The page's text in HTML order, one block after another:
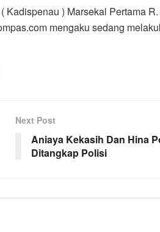
) Marsekal Pertama
mengaku sedang
Next Post
Aniaya Kekasih Dan Hina
Ditangkap Polisi